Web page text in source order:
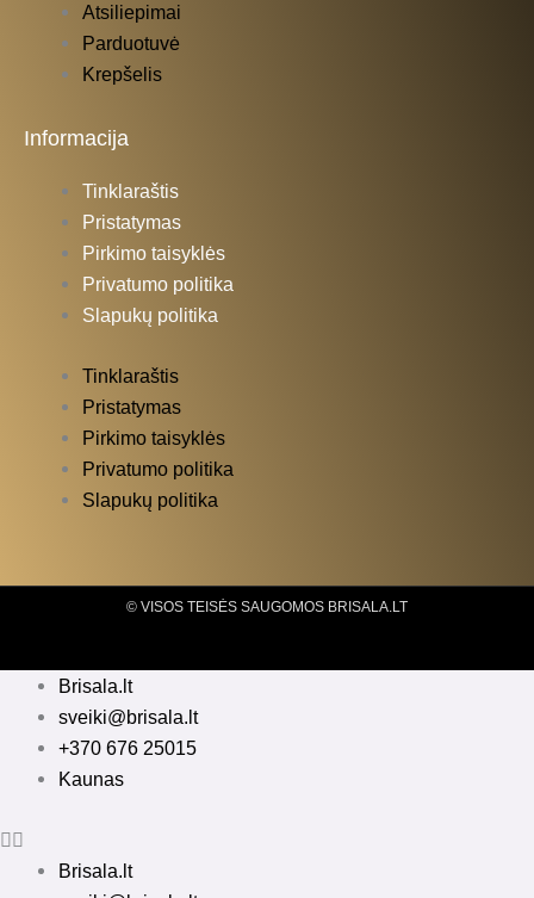
Atsiliepimai
Parduotuvė
Krepšelis
Informacija
Tinklaraštis
Pristatymas
Pirkimo taisyklės
Privatumo politika
Slapukų politika
Tinklaraštis
Pristatymas
Pirkimo taisyklės
Privatumo politika
Slapukų politika
© VISOS TEISĖS SAUGOMOS BRISALA.LT
Brisala.lt
sveiki@brisala.lt
+370 676 25015
Kaunas
Brisala.lt